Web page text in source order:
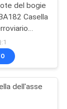
del bogie
Casella
dell'asse